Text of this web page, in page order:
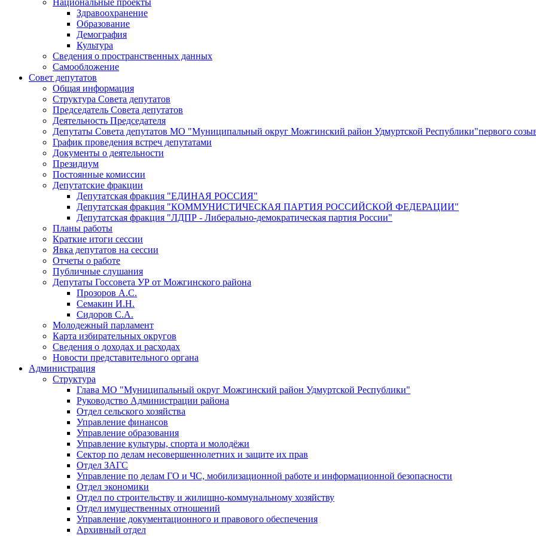
Здравоохранение
Образование
Демография
Культура
Сведения о пространственных данных
Самообложение
Совет депутатов
Общая информация
Структура Совета депутатов
Председатель Совета депутатов
Деятельность Председателя
Депутаты Совета депутатов МО "Муниципальный округ Можгинский район Удмуртской Республики"первого
График проведения встреч депутатами
Документы о деятельности
Президиум
Постоянные комиссии
Депутатские фракции
Депутатская фракция "ЕДИНАЯ РОССИЯ"
Депутатская фракция "КОММУНИСТИЧЕСКАЯ ПАРТИЯ РОССИЙСКОЙ ФЕДЕРАЦИИ"
Депутатская фракция "ЛДПР - Либерально-демократическая партия России"
Планы работы
Краткие итоги сессии
Явка депутатов на сессии
Отчеты о работе
Публичные слушания
Депутаты Госсовета УР от Можгинского района
Прозоров А.С.
Семакин И.Н.
Сидоров С.А.
Молодежный парламент
Карта избирательных округов
Сведения о доходах и расходах
Новости представительного органа
Администрация
Структура
Глава МО "Муниципальный округ Можгинский район Удмуртской Республики"
Руководство Администрации района
Отдел сельского хозяйства
Управление финансов
Управление образования
Управление культуры, спорта и молодёжи
Сектор по делам несовершеннолетних и защите их прав
Отдел ЗАГС
Управление по делам ГО и ЧС, мобилизационной работе и информационной безопасности
Отдел экономики
Отдел по строительству и жилищно-коммунальному хозяйству
Отдел имущественных отношений
Управление документационного и правового обеспечения
Архивный отдел